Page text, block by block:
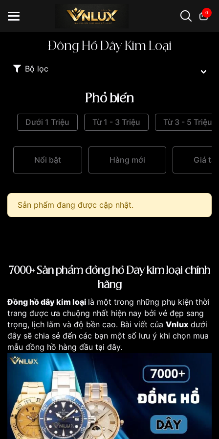
0
Đồng hồ casio
Đông Hồ Dây Kim Loại
Bộ lọc
Phổ biến
Dưới 1 Triệu Từ 1 - 3 Triệu Từ 3 - 5 Triệu
Nổi bật Hàng mới Giá
Sản phẩm đang được cập nhật.
7000+ Sản phẩm đồng hồ Dây kim loại chính
hãng
Đồng hồ dây kim loại là một trong những phụ kiện thời
trang được ưa chuộng nhất hiện nay bởi vẻ đẹp sang
trọng, lịch lãm và độ bền cao. Bài viết của Vnlux dưới
đây sẽ chia sẻ đến các bạn một số lưu ý khi chọn mua
mẫu đồng hồ hàng đầu tại đây.